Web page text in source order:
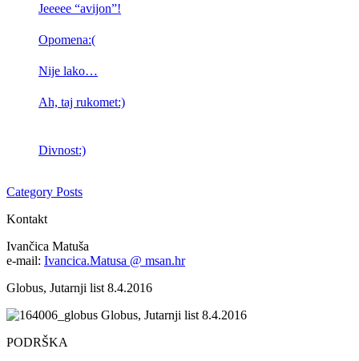
Jeeeee “avijon”!
Opomena:(
Nije lako…
Ah, taj rukomet:)
Divnost:)
Category Posts
Kontakt
Ivančica Matuša
e-mail: Ivancica.Matusa @ msan.hr
Globus, Jutarnji list 8.4.2016
Globus, Jutarnji list 8.4.2016
PODRŠKA